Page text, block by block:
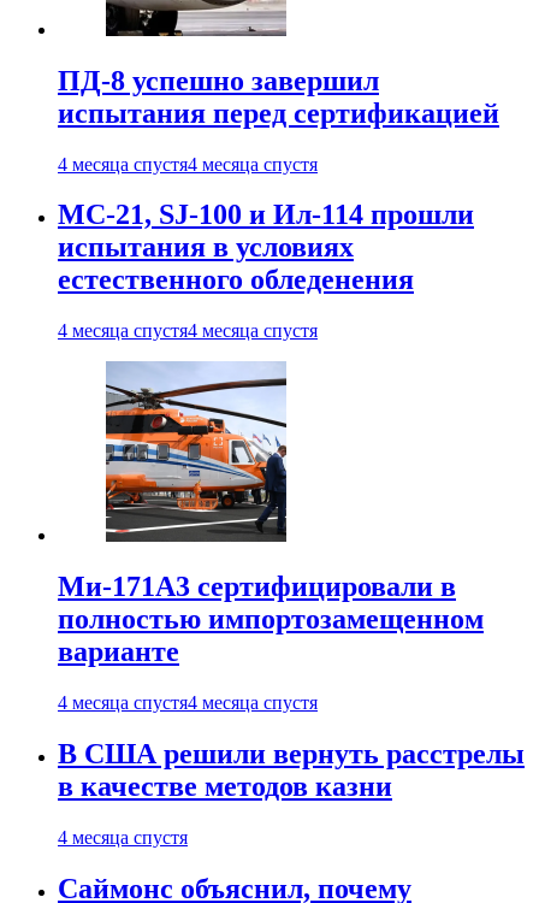
ПД-8 успешно завершил
испытания перед сертификацией
4 месяца спустя4 месяца спустя
МС-21, SJ-100 и Ил-114 прошли
испытания в условиях
естественного обледенения
4 месяца спустя4 месяца спустя
Ми-171А3 сертифицировали в
полностью импортозамещенном
варианте
4 месяца спустя4 месяца спустя
В США решили вернуть расстрелы
в качестве методов казни
4 месяца спустя
Саймонс объяснил, почему